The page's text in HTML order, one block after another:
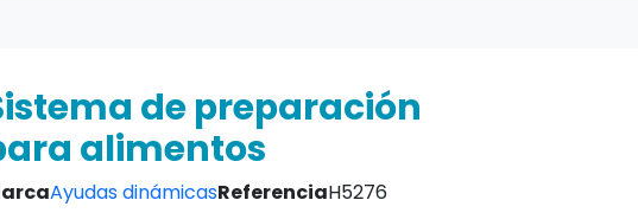
de preparación
alimentos
Ayudas dinámicasReferenciaH5276